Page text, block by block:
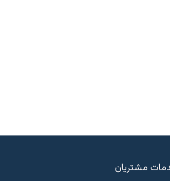
مشتریان